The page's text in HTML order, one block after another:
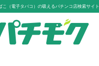
こ（電子タバコ）の吸えるパチンコ店検索サイト